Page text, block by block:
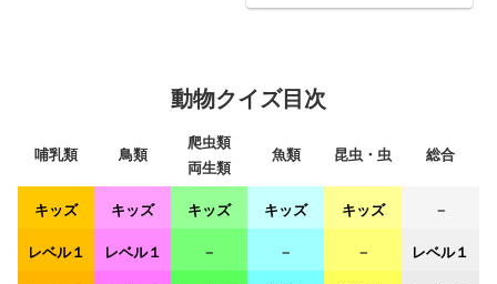
動物クイズ目次
哺乳類 鳥類
爬虫類
両生類
魚類 昆虫・虫 総合
キッズ キッズ キッズ キッズ キッズ －
レベル１ レベル１ － － － レベル１